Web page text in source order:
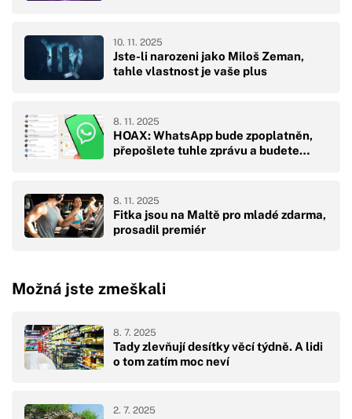
Jste-li narozeni jako Miloš Zeman,
tahle vlastnost je vaše plus
10. 11. 2025
HOAX: WhatsApp bude zpoplatněn,
přepošlete tuhle zprávu a budete…
8. 11. 2025
Fitka jsou na Maltě pro mladé zdarma,
prosadil premiér
8. 11. 2025
Možná jste zmeškali
Tady zlevňují desítky věcí týdně. A lidi
o tom zatím moc neví
8. 7. 2025
2. 7. 2025